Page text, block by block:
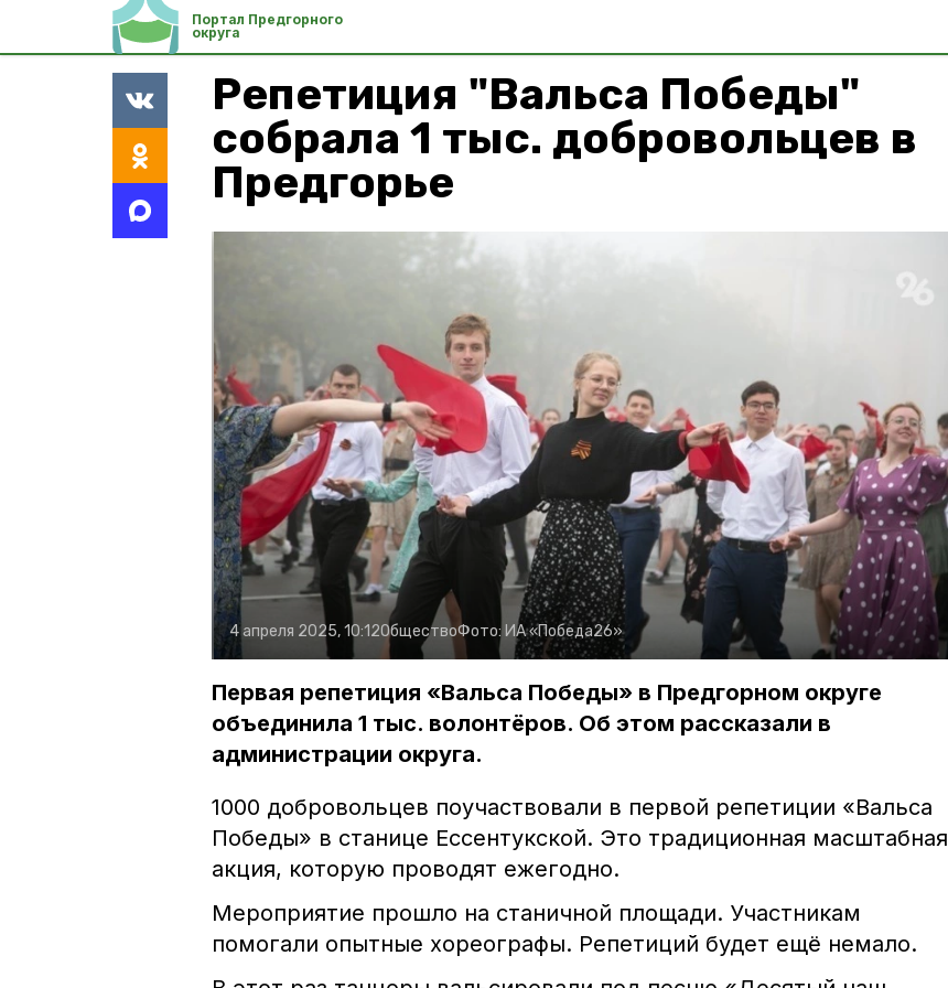
Портал Предгорного
округа
Репетиция "Вальса Победы"
собрала 1 тыс. добровольцев в
Предгорье
4 апреля 2025, 10:12ОбществоФото: ИА «Победа26»
Первая репетиция «Вальса Победы» в Предгорном округе
объединила 1 тыс. волонтёров. Об этом рассказали в
администрации округа.
1000 добровольцев поучаствовали в первой репетиции «Вальса
Победы» в станице Ессентукской. Это традиционная масштабная
акция, которую проводят ежегодно.
Мероприятие прошло на станичной площади. Участникам
помогали опытные хореографы. Репетиций будет ещё немало.